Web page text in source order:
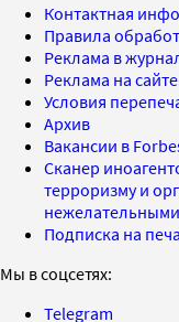
Контактная
Правила
Реклама в
Реклама на сайте
Условия
Архив
Вакансии в
Сканер
терроризму и
нежелательными
Подписка на
Мы в соцсетях:
Telegram